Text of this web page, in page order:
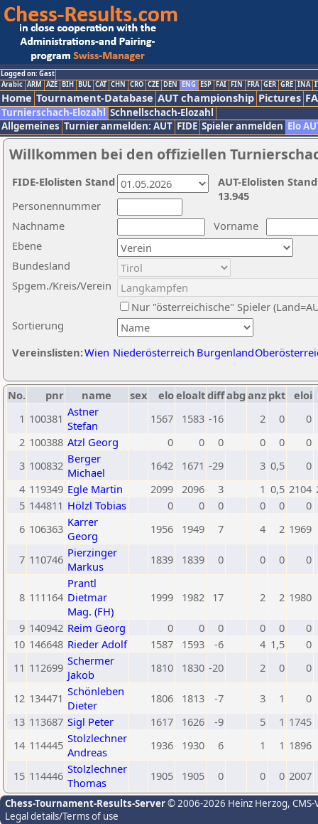
Logged on: Gast
Arabic ARM AZE BIH BUL CAT CHN CRO CZE DEN ENG ESP FAI FIN FRA GER GRE INA
Home Tournament-Database AUT championship Pictures
Turnierschach-Elozahl Schnellschach-Elozahl
Allgemeines Turnier anmelden: AUT FIDE Spieler anmelden Elo
Willkommen bei den offiziellen
Nachname
Vorname
Ebene
Sortierung
Personennummer
Bundesland
Spgem./Kreis/Verein
Nur "österreichische" Spieler
Vereinslisten:Wien Niederösterreich Burgenland
AUT-Elolisten
13.945
FIDE-Elolisten Stand
No. pnr name sex eloeloaltdiffabg anz pkt eloi
1 100381 Astner
Stefan
1567 1583 -16 2 0
0
2 100388 Atzl Georg 0 0 0 0 0
0
3 100832 Berger
Michael
1642 1671 -29 3 0,5
0
4 119349 Egle Martin 2099 2096 3 1 0,5 2104
5 144811 Hölzl Tobias 0 0 0 0 0
0
6 106363 Karrer
Georg
1956 1949 7 4 2 1969
7 110746 Pierzinger
Markus
1839 1839 0 0 0 0
8 111164
Prantl
Dietmar
Mag. (FH)
1999 1982 17 2 2 1980
9 140942 Reim Georg 0 0 0 0 0
0
10 146648 Rieder Adolf 1587 1593 -6 4 1,5
0
11 112699 Schermer
Jakob
1810 1830 -20 2 0 0
12 134471 Schönleben
Dieter
1806 1813 -7 3 1
0
13 113687 Sigl Peter 1617 1626 -9 5 1 1745
14 114445 Stolzlechner
Andreas
1936 1930 6 1 1 1896
15 114446 Stolzlechner
Thomas
1905 1905 0 0 0 2007
Chess-Tournament-Results-Server© 2006-2026 Heinz Herzog,
Legal details/Terms of use